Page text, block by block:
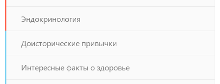
Эндокринология
Доисторические привычки
Интересные факты о здоровье